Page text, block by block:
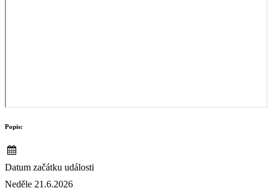
Popis:
Datum začátku události
Neděle 21.6.2026